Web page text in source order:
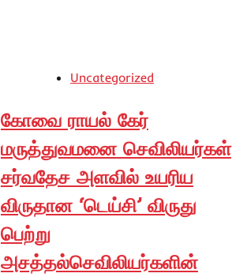
Uncategorized
கோவை ராயல் கேர்
மருத்துவமனை செவிலியர்கள்
சர்வதேச அளவில் உயரிய
விருதான ‘டெய்சி’ விருது
பெற்று
அசத்தல்செவிலியர்களின்